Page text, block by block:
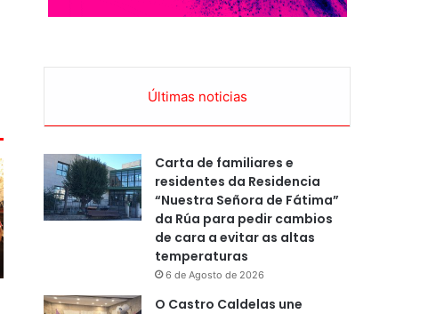
Últimas noticias
Carta de familiares e
residentes da Residencia
“Nuestra Señora de Fátima”
da Rúa para pedir cambios
de cara a evitar as altas
temperaturas
6 de Agosto de 2026
O Castro Caldelas une